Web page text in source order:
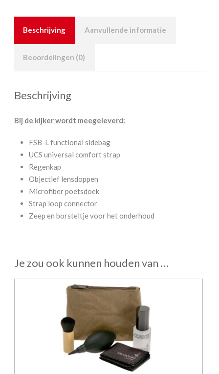
Beschrijving Aanvullende informatie
Beoordelingen (0)
Beschrijving
Bij de kijker wordt meegeleverd:
FSB-L functional sidebag
UCS universal comfort strap
Regenkap
Objectief lensdoppen
Microfiber poetsdoek
Strap loop connector
Zeep en borsteltje voor het onderhoud
Je zou ook kunnen houden van …